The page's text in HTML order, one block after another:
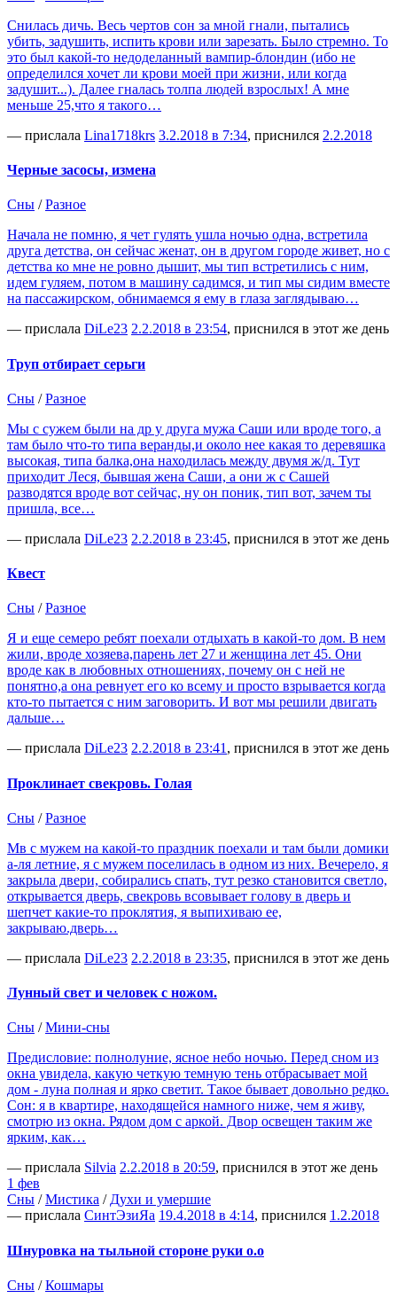
Снилась дичь. Весь чертов сон за мной гнали, пытались
убить, задушить, испить крови или зарезать. Было стремно. То
это был какой-то недоделанный вампир-блондин (ибо не
определился хочет ли крови моей при жизни, или когда
задушит...). Далее гналась толпа людей взрослых! А мне
меньше 25,что я такого…
— прислала Lina1718krs 3.2.2018 в 7:34, приснился 2.2.2018
Черные засосы, измена
Сны /Разное
Начала не помню, я чет гулять ушла ночью одна, встретила
друга детства, он сейчас женат, он в другом городе живет, но с
детства ко мне не ровно дышит, мы тип встретились с ним,
идем гуляем, потом в машину садимся, и тип мы сидим вместе
на пассажирском, обнимаемся я ему в глаза заглядываю…
— прислала DiLe23 2.2.2018 в 23:54, приснился в этот же день
Труп отбирает серьги
Сны /Разное
Мы с сужем были на др у друга мужа Саши или вроде того, а
там было что-то типа веранды,и около нее какая то деревяшка
высокая, типа балка,она находилась между двумя ж/д. Тут
приходит Леся, бывшая жена Саши, а они ж с Сашей
разводятся вроде вот сейчас, ну он поник, тип вот, зачем ты
пришла, все…
— прислала DiLe23 2.2.2018 в 23:45, приснился в этот же день
Квест
Сны /Разное
Я и еще семеро ребят поехали отдыхать в какой-то дом. В нем
жили, вроде хозяева,парень лет 27 и женщина лет 45. Они
вроде как в любовных отношениях, почему он с ней не
понятно,а она ревнует его ко всему и просто взрывается когда
кто-то пытается с ним заговорить. И вот мы решили двигать
дальше…
— прислала DiLe23 2.2.2018 в 23:41 , приснился в этот же день
Проклинает свекровь. Голая
Сны /Разное
Мв с мужем на какой-то праздник поехали и там были домики
а-ля летние, я с мужем поселилась в одном из них. Вечерело, я
закрыла двери, собирались спать, тут резко становится светло,
открывается дверь, свекровь всовывает голову в дверь и
шепчет какие-то проклятия, я выпихиваю ее,
закрываю.дверь…
— прислала DiLe23 2.2.2018 в 23:35, приснился в этот же день
Лунный свет и человек с ножом.
Сны /Мини-сны
Предисловие: полнолуние, ясное небо ночью. Перед сном из
окна увидела, какую четкую темную тень отбрасывает мой
дом - луна полная и ярко светит. Такое бывает довольно редко.
Сон: я в квартире, находящейся намного ниже, чем я живу,
смотрю из окна. Рядом дом с аркой. Двор освещен таким же
ярким, как…
— прислала Silvia 2.2.2018 в 20:59, приснился в этот же день
1 фев
Сны /Мистика /Духи и умершие
— прислала СинтЭзиЯа 19.4.2018 в 4:14, приснился 1.2.2018
Шнуровка на тыльной стороне руки о.о
Сны /Кошмары